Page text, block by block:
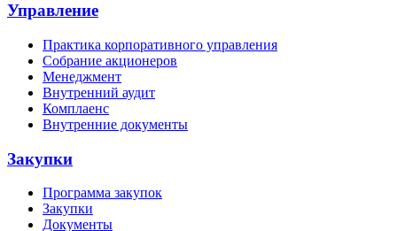
Управление
Практика корпоративного управления
Собрание акционеров
Менеджмент
Внутренний аудит
Комплаенс
Внутренние документы
Закупки
Программа закупок
Закупки
Документы